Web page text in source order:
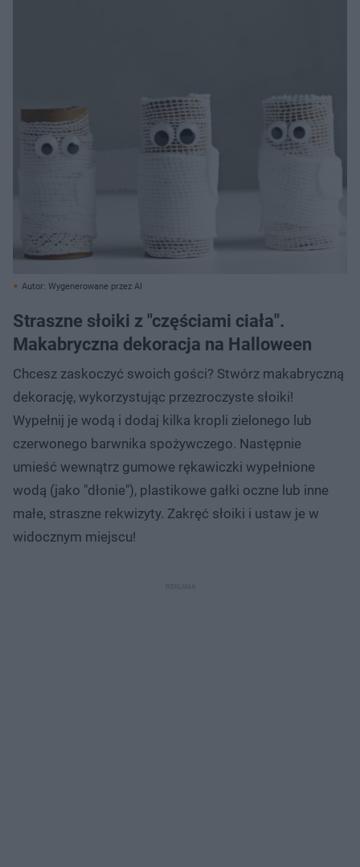
Autor: Wygenerowane przez AI
Straszne słoiki z "częściami ciała".
Makabryczna dekoracja na Halloween
Chcesz zaskoczyć swoich gości? Stwórz makabryczną
dekorację, wykorzystując przezroczyste słoiki!
Wypełnij je wodą i dodaj kilka kropli zielonego lub
czerwonego barwnika spożywczego. Następnie
umieść wewnątrz gumowe rękawiczki wypełnione
wodą (jako "dłonie"), plastikowe gałki oczne lub inne
małe, straszne rekwizyty. Zakręć słoiki i ustaw je w
widocznym miejscu!